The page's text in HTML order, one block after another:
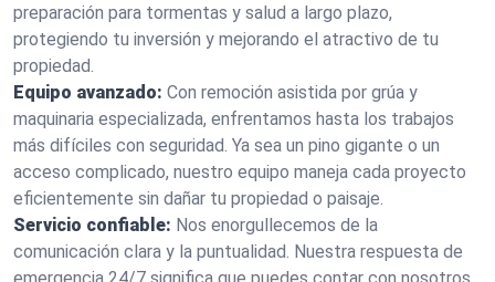
preparación para tormentas y salud a largo plazo,
protegiendo tu inversión y mejorando el atractivo de tu
propiedad.
Equipo avanzado: Con remoción asistida por grúa y
maquinaria especializada, enfrentamos hasta los trabajos
más difíciles con seguridad. Ya sea un pino gigante o un
acceso complicado, nuestro equipo maneja cada proyecto
eficientemente sin dañar tu propiedad o paisaje.
Servicio confiable: Nos enorgullecemos de la
comunicación clara y la puntualidad. Nuestra respuesta de